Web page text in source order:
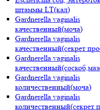
штаммы LT(кал)
Gardnerella vaginalis
качественный(моча)
Gardnerella vaginalis
качественный(секрет
Gardnerella vaginalis
Gardnerella vaginalis
количественный(моча)
Gardnerella vaginalis
количественный(секрет